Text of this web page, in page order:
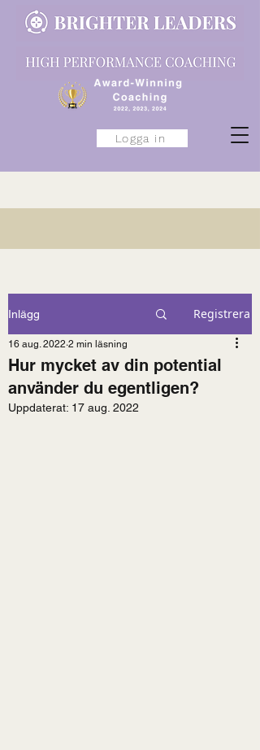
Logga in
Inlägg Registrera
Hur mycket av din potential
använder du egentligen?
16 aug. 2022 2 min läsning
Uppdaterat: 17 aug. 2022